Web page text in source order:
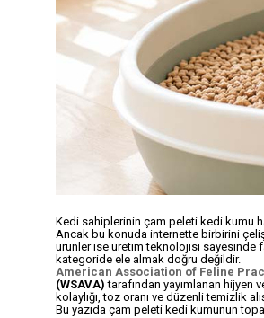
Kedi sahiplerinin çam peleti kedi kumu
Ancak bu konuda internette birbirini
ürünler ise üretim teknolojisi sayesinde
kategoride ele almak doğru değildir.
American Association of Feline
(WSAVA) tarafından yayımlanan hijyen
kolaylığı, toz oranı ve düzenli temizlik
Bu yazıda çam peleti kedi kumunun